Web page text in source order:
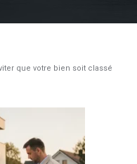
que votre bien soit classé